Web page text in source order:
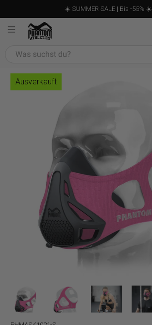
☀️ SUMMER SALE | Bis -55% ☀️
Was
Ausverkauft